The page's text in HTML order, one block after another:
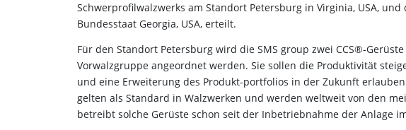
Schwerprofilwalzwerks am Standort Petersburg in Virginia, USA,
Bundesstaat Georgia, USA, erteilt.
Für den Standort Petersburg wird die SMS group zwei CCS®-
Vorwalzgruppe angeordnet werden. Sie sollen die Produktivität
und eine Erweiterung des Produkt-portfolios in der Zukunft
gelten als Standard in Walzwerken und werden weltweit von den
betreibt solche Gerüste schon seit der Inbetriebnahme der Anlage